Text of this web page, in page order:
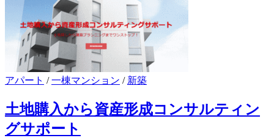
アパート /一棟マンション / 新築
土地購入から資産形成コンサルティン
グサポート